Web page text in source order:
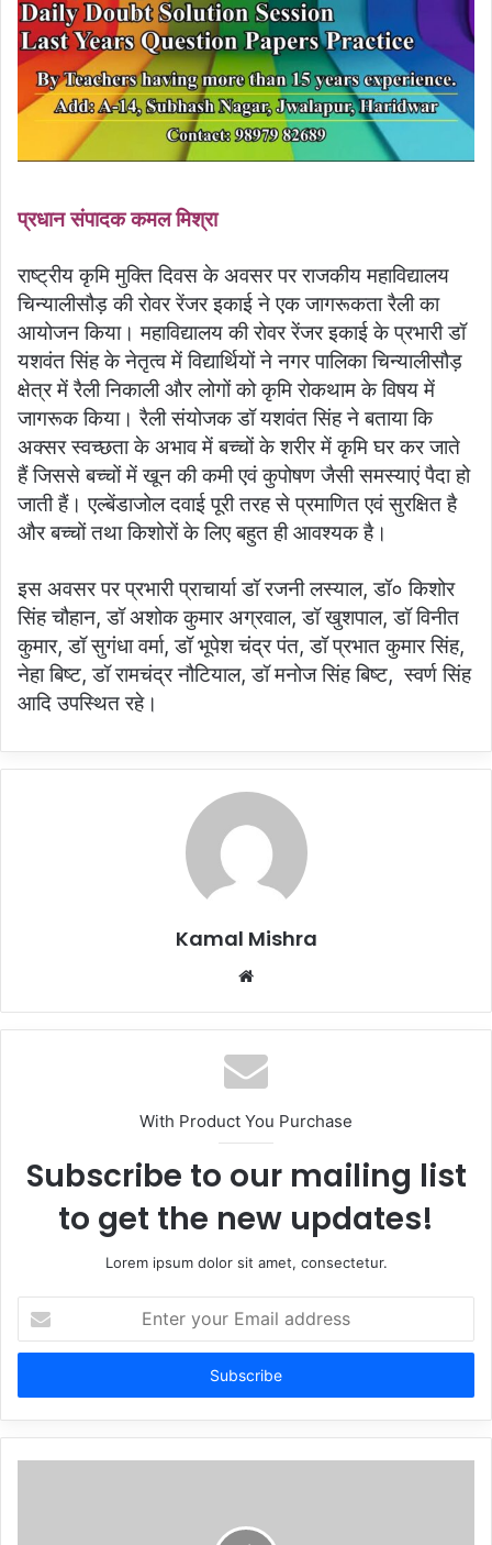
प्रधान संपादक कमल मिश्रा
राष्ट्रीय कृमि मुक्ति दिवस के अवसर पर राजकीय महाविद्यालय
चिन्यालीसौड़ की रोवर रेंजर इकाई ने एक जागरूकता रैली का
आयोजन किया। महाविद्यालय की रोवर रेंजर इकाई के प्रभारी डॉ
यशवंत सिंह के नेतृत्व में विद्यार्थियों ने नगर पालिका चिन्यालीसौड़
क्षेत्र में रैली निकाली और लोगों को कृमि रोकथाम के विषय में
जागरूक किया। रैली संयोजक डॉ यशवंत सिंह ने बताया कि
अक्सर स्वच्छता के अभाव में बच्चों के शरीर में कृमि घर कर जाते
हैं जिससे बच्चों में खून की कमी एवं कुपोषण जैसी समस्याएं पैदा हो
जाती हैं। एल्बेंडाजोल दवाई पूरी तरह से प्रमाणित एवं सुरक्षित है
और बच्चों तथा किशोरों के लिए बहुत ही आवश्यक है।
इस अवसर पर प्रभारी प्राचार्या डॉ रजनी लस्याल, डॉ० किशोर
सिंह चौहान, डॉ अशोक कुमार अग्रवाल, डॉ खुशपाल, डॉ विनीत
कुमार, डॉ सुगंधा वर्मा, डॉ भूपेश चंद्र पंत, डॉ प्रभात कुमार सिंह,
नेहा बिष्ट, डॉ रामचंद्र नौटियाल, डॉ मनोज सिंह बिष्ट, स्वर्ण सिंह
आदि उपस्थित रहे।
Kamal Mishra
Website
With Product You Purchase
Subscribe to our mailing list
to get the new updates!
Lorem ipsum dolor sit amet, consectetur.
your
Email